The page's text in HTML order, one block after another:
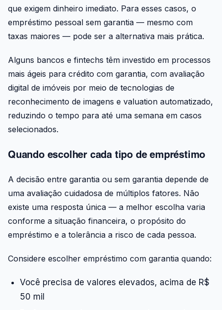
que exigem dinheiro imediato. Para esses casos, o
empréstimo pessoal sem garantia — mesmo com
taxas maiores — pode ser a alternativa mais prática.
Alguns bancos e fintechs têm investido em processos
mais ágeis para crédito com garantia, com avaliação
digital de imóveis por meio de tecnologias de
reconhecimento de imagens e valuation automatizado,
reduzindo o tempo para até uma semana em casos
selecionados.
Quando escolher cada tipo de empréstimo
A decisão entre garantia ou sem garantia depende de
uma avaliação cuidadosa de múltiplos fatores. Não
existe uma resposta única — a melhor escolha varia
conforme a situação financeira, o propósito do
empréstimo e a tolerância a risco de cada pessoa.
Considere escolher empréstimo com garantia quando:
Você precisa de valores elevados, acima de R$
50 mil